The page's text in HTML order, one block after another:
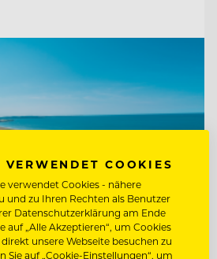
COOKIES
verwendet Cookies - nähere
und zu Ihren Rechten als Benutzer
Datenschutzerklärung am Ende
auf „Alle Akzeptieren“, um Cookies
unsere Webseite besuchen zu
Sie auf „Cookie-Einstellungen“, um